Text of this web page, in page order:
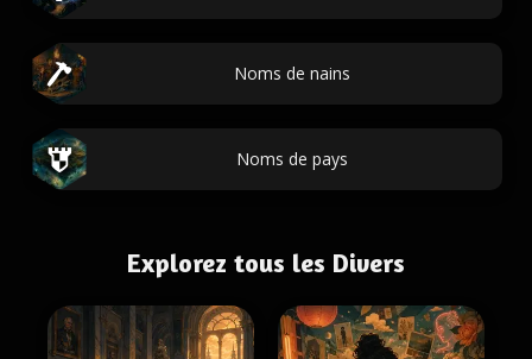
Noms de nains
Noms de pays
Explorez tous les Divers